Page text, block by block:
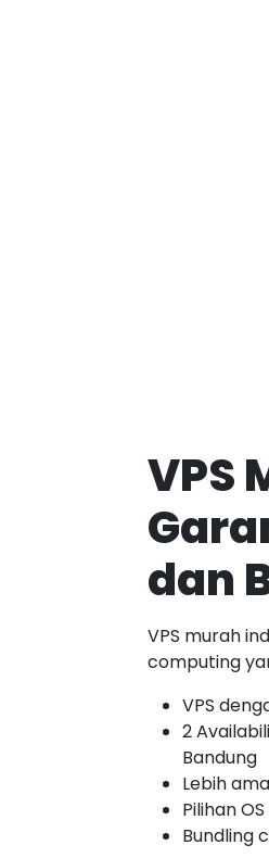
VPS
dan
VPS murah
computing
VPS
2
Bandung
Lebih
Pilihan
Bundling